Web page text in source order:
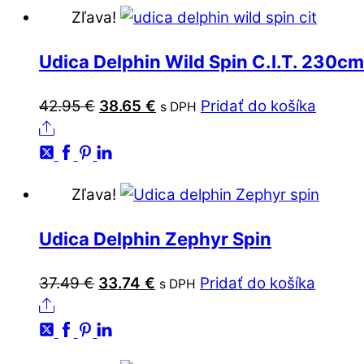
Zľava!
Udica Delphin Wild Spin C.I.T.
42.95€ Original
was:
42.95 €.
38.65 € Current
s DPH Pridať do košíka
Share
Zľava!
Udica Delphin Zephyr Spin
37.49€ Original
was:
37.49 €.
33.74 € Current
s DPH Pridať do košíka
Share